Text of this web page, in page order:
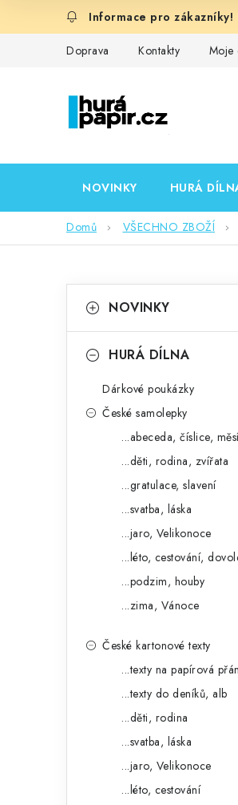
Doprava Kontakty Moje
NOVINKY HURÁ
Domů VŠECHNO ZBOŽÍ
okategorie
a
NOVINKY
HURÁ DÍLNA
Dárkové poukázky
České samolepky
...abeceda, číslice,
...děti, rodina, zvířata
...gratulace, slavení
...svatba, láska
...jaro, Velikonoce
...léto, cestování,
...podzim, houby
...zima, Vánoce
České kartonové texty
...texty na papírová
...texty do deníků, alb
...děti, rodina
...svatba, láska
...jaro, Velikonoce
...léto, cestování